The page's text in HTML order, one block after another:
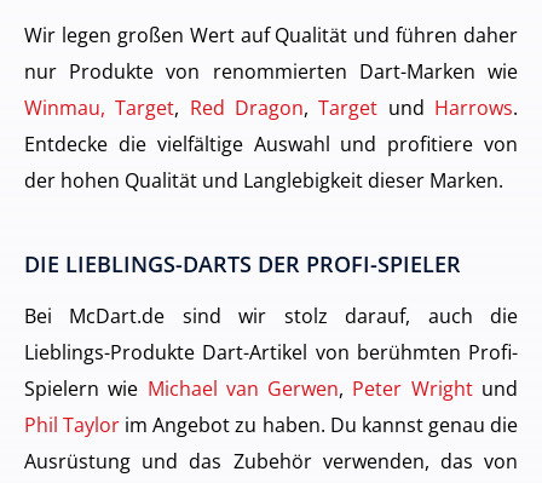
Wir legen großen Wert auf Qualität und führen daher
nur Produkte von renommierten Dart-Marken wie
Winmau, Target, Red Dragon,Target und Harrows.
Entdecke die vielfältige Auswahl und profitiere von
der hohen Qualität und Langlebigkeit dieser Marken.
DIE LIEBLINGS-DARTS DER PROFI-SPIELER
Bei McDart.de sind wir stolz darauf, auch die
Lieblings-Produkte Dart-Artikel von berühmten Profi-
Spielern wie Michael van Gerwen, Peter Wrightund
Phil Taylor im Angebot zu haben. Du kannst genau die
Ausrüstung und das Zubehör verwenden, das von